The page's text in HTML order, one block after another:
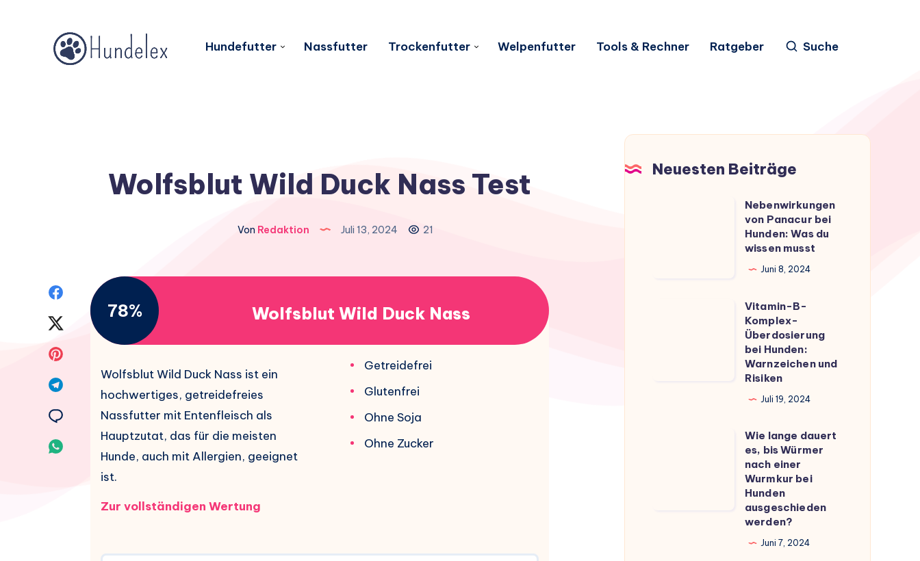
Hundefutter Nassfutter Trockenfutter Welpenfutter Tools & Rechner Ratgeber Suche
Wolfsblut Wild Duck Nass Test
Von Redaktion Juli 13, 2024 21
Facebook
Pinterest
Telegram
Whatsapp
78% Wolfsblut Wild Duck Nass
Wolfsblut Wild Duck Nass ist ein
hochwertiges, getreidefreies
Nassfutter mit Entenfleisch als
Hauptzutat, das für die meisten
Hunde, auch mit Allergien, geeignet
ist.
Zur vollständigen Wertung
Getreidefrei
Glutenfrei
Ohne Soja
Ohne Zucker
Neuesten Beiträge
Nebenwirkungen
von Panacur bei
Hunden: Was du
wissen musst
Juni 8, 2024
Vitamin-B-
Komplex-
Überdosierung
bei Hunden:
Warnzeichen und
Risiken
Juli 19, 2024
Wie lange dauert
es, bis Würmer
nach einer
Wurmkur bei
Hunden
ausgeschieden
werden?
Juni 7, 2024